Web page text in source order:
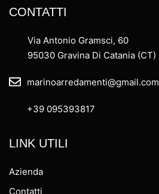
CONTATTI
Via Antonio Gramsci, 60
95030 Gravina Di Catania (CT)
marinoarredamenti@gmail.com
+39 095393817
LINK UTILI
Azienda
Contatti